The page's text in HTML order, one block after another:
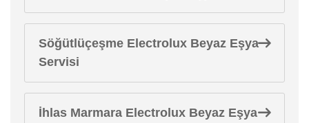
Söğütlüçeşme Electrolux Beyaz Eşya
Servisi
İhlas Marmara Electrolux Beyaz Eşya